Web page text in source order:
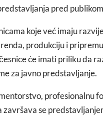
pred
koje već imaju
produkciju i
će imati priliku da
za javno predstavljanje.
profesionalnu
se